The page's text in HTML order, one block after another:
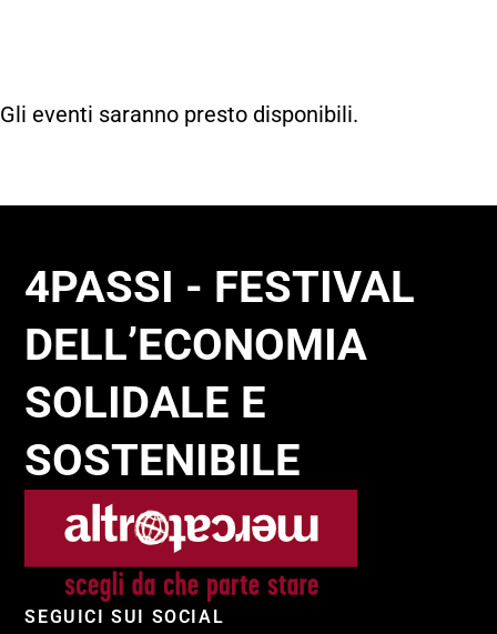
Gli eventi saranno presto disponibili.
4PASSI - FESTIVAL
DELL’ECONOMIA
SOLIDALE E
SOSTENIBILE
SEGUICI SUI SOCIAL